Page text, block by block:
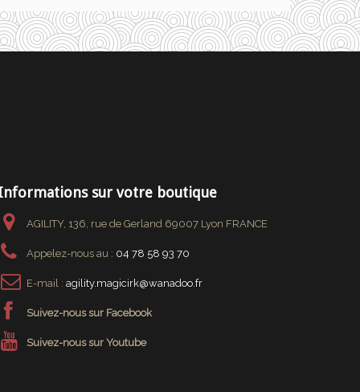
sur votre boutique
AGILITY, 136, rue de Gerland 69007 Lyon FRANCE
Appelez-nous au : 04 78 58 93 70
E-mail : agility.magicirk@wanadoo.fr
Suivez-nous sur Facebook
Suivez-nous sur Youtube